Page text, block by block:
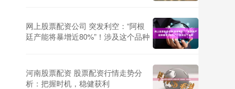
网上股票配资公司 突发利空：“阿根
廷产能将暴增近80%”！涉及这个品种
河南股票配资 股票配资行情走势分
析：把握时机，稳健获利